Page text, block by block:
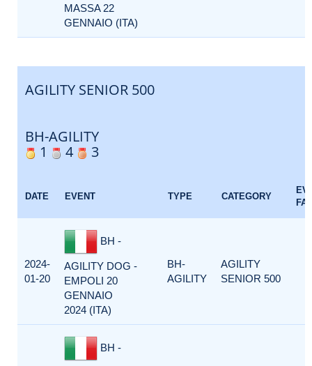
MASSA 22
GENNAIO (ITA)
AGILITY SENIOR 500
BH-AGILITY
1
4 3
DATE EVENT TYPE CATEGORY
2024-
01-20
BH -
AGILITY DOG -
EMPOLI 20
GENNAIO
2024 (ITA)
BH-
AGILITY
AGILITY
SENIOR 500
BH -